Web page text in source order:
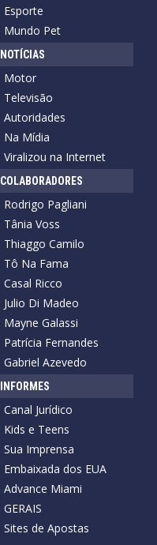
Esporte
Mundo Pet
NOTÍCIAS
Motor
Televisão
Autoridades
Na Mídia
Viralizou na Internet
COLABORADORES
Rodrigo Pagliani
Tânia Voss
Thiaggo Camilo
Tô Na Fama
Casal Ricco
Julio Di Madeo
Mayne Galassi
Patrícia Fernandes
Gabriel Azevedo
INFORMES
Canal Jurídico
Kids e Teens
Sua Imprensa
Embaixada dos EUA
Advance Miami
GERAIS
Sites de Apostas